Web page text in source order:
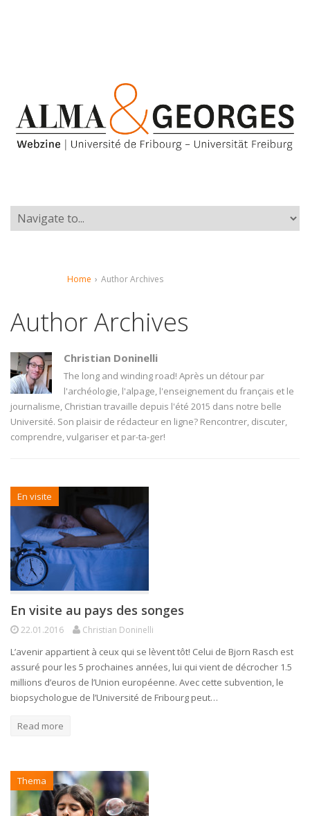
Home › Author Archives
Author Archives
Christian Doninelli
The long and winding road! Après un détour par
l'archéologie, l'alpage, l'enseignement du français et le
journalisme, Christian travaille depuis l'été 2015 dans notre belle
Université. Son plaisir de rédacteur en ligne? Rencontrer, discuter,
comprendre, vulgariser et par-ta-ger!
En visite
En visite au pays des songes
22.01.2016 Christian Doninelli
L’avenir appartient à ceux qui se lèvent tôt! Celui de Bjorn Rasch est
assuré pour les 5 prochaines années, lui qui vient de décrocher 1.5
millions d’euros de l’Union européenne. Avec cette subvention, le
biopsychologue de l’Université de Fribourg peut…
Read more
Thema